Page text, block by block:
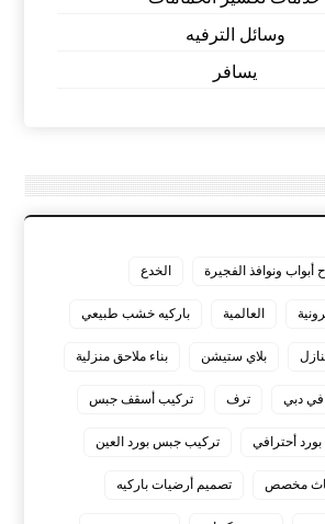
وسائل الترفيه
يسافر
أبواب ونوافذ الفجيرة الخدع
العالمية باركيه خشب طبيعي
بلاي ستيشن بناء ملاحق منزلية
في دبي ترف تركيب أسقف جبس
أحترافي تركيب جبس بورد العين
مخصص تصميم أرضيات باركيه